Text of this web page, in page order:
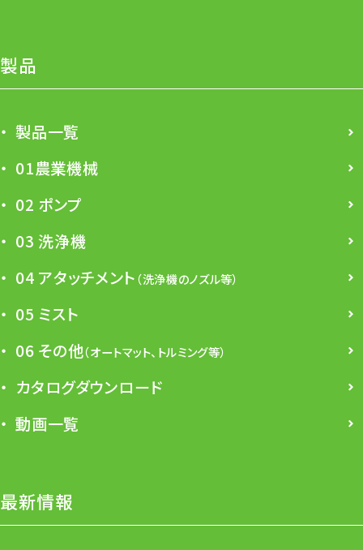
製品
製品一覧
01農業機械
02 ポンプ
03 洗浄機
04 アタッチメント（洗浄機のノズル等）
05 ミスト
06 その他（オートマット、トルミング等）
カタログダウンロード
動画一覧
最新情報